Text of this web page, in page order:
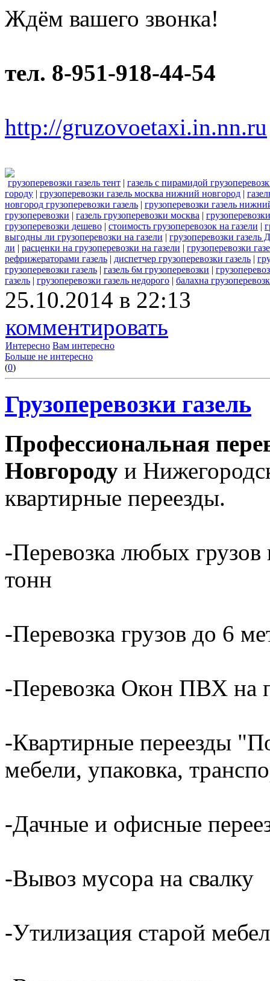
Ждём вашего звонка!
тел. 8-951-918-44-54
http://gruzovoetaxi.in.nn.ru
грузоперевозки газель тент | газель с пирамидой
городу | грузоперевозки газель москва нижний новгород |
новгород грузоперевозки газель | грузоперевозки газель
грузоперевозки | газель грузоперевозки москва |
грузоперевозки дешево | стоимость грузоперевозок на газели |
выгодны ли грузоперевозки на газели | грузоперевозки газель
ли | расценки на грузоперевозки на газели | грузоперевозки
рефрижераторами газель | диспетчер грузоперевозки газель |
грузоперевозки газель | газель 6м грузоперевозки |
газель | грузоперевозки газель недорого | балахна
25.10.2014 в 22:13
комментировать
Интересно Вам интересно
Больше не интересно
(0)
Грузоперевозки газель
Профессиональная
Новгороду и
квартирные переезды.
-Перевозка любых грузов
тонн
-Перевозка грузов до 6
-Перевозка Окон ПВХ на
-Квартирные переезды
мебели, упаковка,
-Дачные и офисные
-Вывоз мусора на свалку
-Утилизация старой